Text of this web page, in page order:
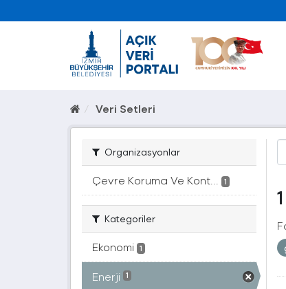
Veri Setleri
Organizasyonlar
Çevre Koruma Ve Kont... 1
Kategoriler
Ekonomi 1
Enerji 1